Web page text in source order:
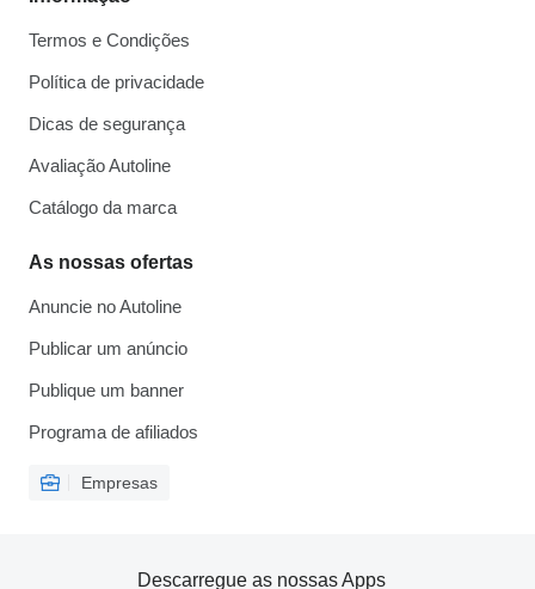
Termos e Condições
Política de privacidade
Dicas de segurança
Avaliação Autoline
Catálogo da marca
As nossas ofertas
Anuncie no Autoline
Publicar um anúncio
Publique um banner
Programa de afiliados
Empresas
Descarregue as nossas Apps